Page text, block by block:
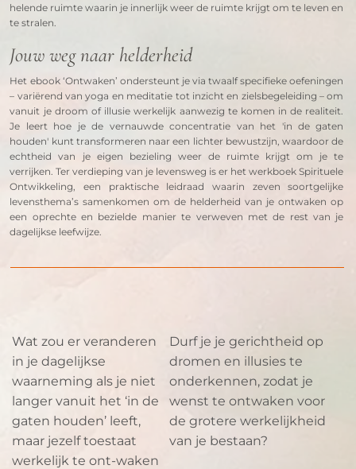
helende ruimte waarin je innerlijk weer de ruimte krijgt om te leven en
te stralen.
Jouw weg naar helderheid
Het ebook ‘Ontwaken’ ondersteunt je via twaalf specifieke oefeningen
– variërend van yoga en meditatie tot inzicht en zielsbegeleiding – om
vanuit je droom of illusie werkelijk aanwezig te komen in de realiteit.
Je leert hoe je de vernauwde concentratie van het 'in de gaten
houden' kunt transformeren naar een lichter bewustzijn, waardoor de
echtheid van je eigen bezieling weer de ruimte krijgt om je te
verrijken. Ter verdieping van je levensweg is er het werkboek Spirituele
Ontwikkeling, een praktische leidraad waarin zeven soortgelijke
levensthema’s samenkomen om de helderheid van je ontwaken op
een oprechte en bezielde manier te verweven met de rest van je
dagelijkse leefwijze.
Wat zou er veranderen
in je dagelijkse
waarneming als je niet
langer vanuit het ‘in de
gaten houden’ leeft,
maar jezelf toestaat
werkelijk te ont-waken
Durf je je gerichtheid op
dromen en illusies te
onderkennen, zodat je
wenst te ontwaken voor
de grotere werkelijkheid
van je bestaan?